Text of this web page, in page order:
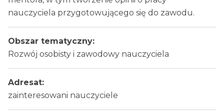
nauczyciela przygotowującego się do zawodu.
Obszar tematyczny:
Rozwój osobisty i zawodowy nauczyciela
Adresat:
zainteresowani nauczyciele